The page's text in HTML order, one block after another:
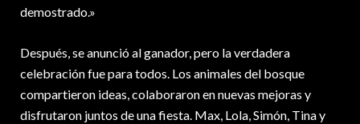
demostrado.»
Después, se anunció al ganador, pero la verdadera
celebración fue para todos. Los animales del bosque
compartieron ideas, colaboraron en nuevas mejoras y
disfrutaron juntos de una fiesta. Max, Lola, Simón, Tina y